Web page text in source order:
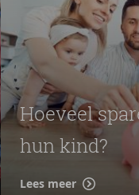
Hoeveel
hun kind?
Lees meer